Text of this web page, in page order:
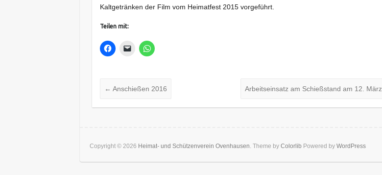
Kaltgetränken der Film vom Heimatfest 2015 vorgeführt.
Teilen mit:
← Anschießen 2016 Arbeitseinsatz am Schießstand am 12. März
Copyright © 2026 Heimat- und Schützenverein Ovenhausen. Theme by Colorlib Powered by WordPress